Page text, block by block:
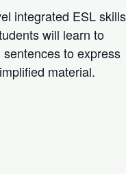
integrated ESL skills
will learn to
to express
material.